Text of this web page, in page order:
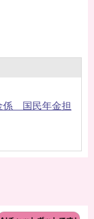
係 国民年金担